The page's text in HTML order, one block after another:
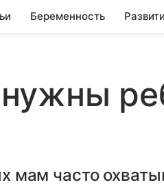
Беременность
часто